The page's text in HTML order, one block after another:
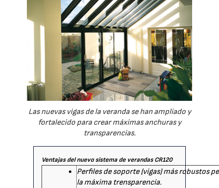
Las nuevas vigas de la veranda se han ampliado y
fortalecido para crear máximas anchuras y
transparencias.
Ventajas del nuevo sistema de verandas CR120
Perfiles de soporte (vigas) más robustos
la máxima trensparencia.